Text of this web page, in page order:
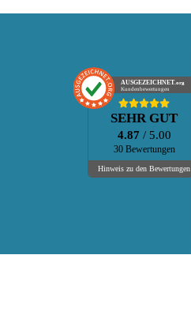
AUSGEZEICHNET.org
Kundenbewertungen
SEHR GUT
4.87 / 5.00
30 Bewertungen
Hinweis zu den Bewertungen